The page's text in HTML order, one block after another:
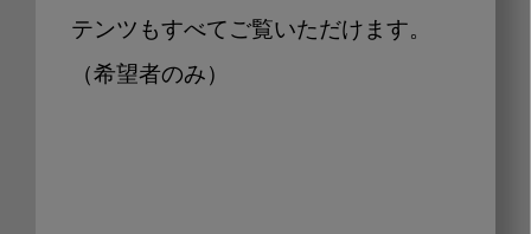
テンツもすべてご覧いただけます。
（希望者のみ）